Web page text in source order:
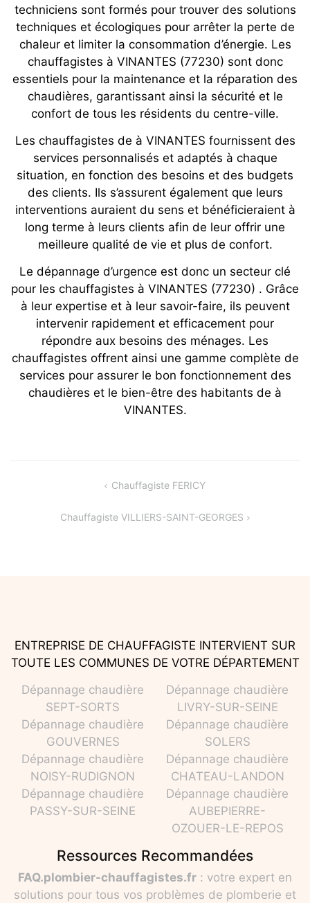
techniciens sont formés pour trouver des solutions
techniques et écologiques pour arrêter la perte de
chaleur et limiter la consommation d’énergie. Les
chauffagistes à VINANTES (77230) sont donc
essentiels pour la maintenance et la réparation des
chaudières, garantissant ainsi la sécurité et le
confort de tous les résidents du centre-ville.
Les chauffagistes de à VINANTES fournissent des
services personnalisés et adaptés à chaque
situation, en fonction des besoins et des budgets
des clients. Ils s’assurent également que leurs
interventions auraient du sens et bénéficieraient à
long terme à leurs clients afin de leur offrir une
meilleure qualité de vie et plus de confort.
Le dépannage d’urgence est donc un secteur clé
pour les chauffagistes à VINANTES (77230) . Grâce
à leur expertise et à leur savoir-faire, ils peuvent
intervenir rapidement et efficacement pour
répondre aux besoins des ménages. Les
chauffagistes offrent ainsi une gamme complète de
services pour assurer le bon fonctionnement des
chaudières et le bien-être des habitants de à
VINANTES.
Chauffagiste FERICY
Chauffagiste VILLIERS-SAINT-GEORGES
ENTREPRISE DE CHAUFFAGISTE INTERVIENT SUR
TOUTE LES COMMUNES DE VOTRE DÉPARTEMENT
Dépannage chaudière
SEPT-SORTS
Dépannage chaudière
LIVRY-SUR-SEINE
Dépannage chaudière
GOUVERNES
Dépannage chaudière
SOLERS
Dépannage chaudière
NOISY-RUDIGNON
Dépannage chaudière
CHATEAU-LANDON
Dépannage chaudière
PASSY-SUR-SEINE
Dépannage chaudière
AUBEPIERRE-
OZOUER-LE-REPOS
Ressources Recommandées
FAQ.plombier-chauffagistes.fr : votre expert en
solutions pour tous vos problèmes de plomberie et